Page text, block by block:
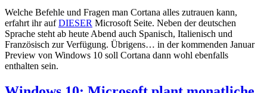
Welche Befehle und Fragen man Cortana alles zutrauen kann,
erfahrt ihr aufDIESER Microsoft Seite. Neben der deutschen
Sprache steht ab heute Abend auch Spanisch, Italienisch und
Französisch zur Verfügung. Übrigens… in der kommenden Januar
Preview von Windows 10 soll Cortana dann wohl ebenfalls
enthalten sein.